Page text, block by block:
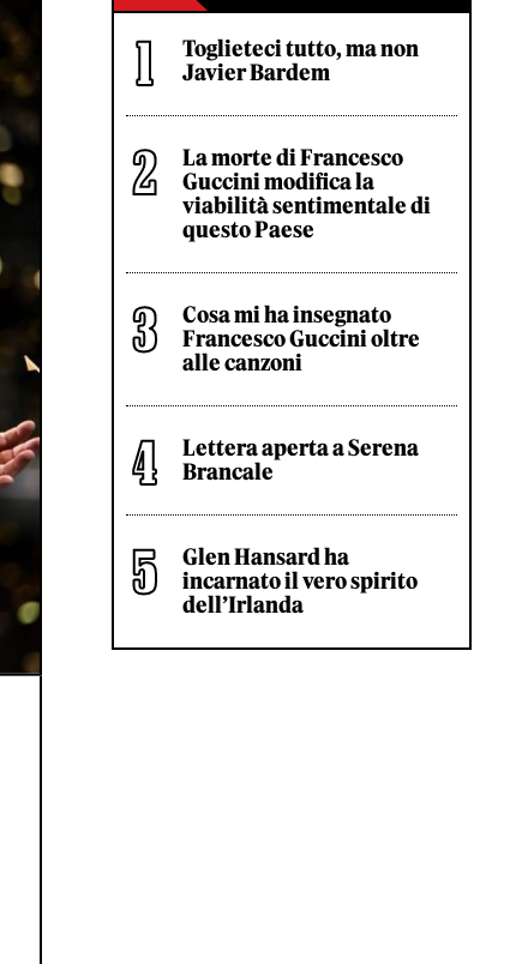
Toglieteci tutto, ma non
Javier Bardem
La morte di Francesco
Guccini modifica la
viabilità sentimentale di
questo Paese
Cosa mi ha insegnato
Francesco Guccini oltre
alle canzoni
Lettera aperta a Serena
Brancale
Glen Hansard ha
incarnato il vero spirito
dell’Irlanda